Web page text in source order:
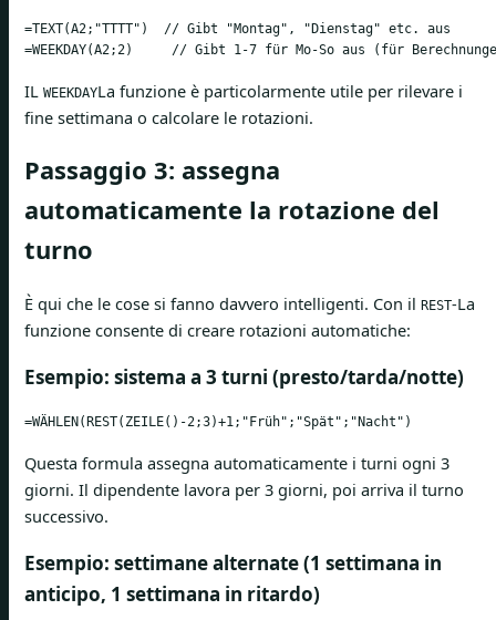
=TEXT(A2;"TTTT")  // Gibt "Montag", "Dienstag" etc. aus
=WEEKDAY(A2;2)     // Gibt 1-7 für Mo-So aus (für
IL WEEKDAYLa funzione è particolarmente utile per rilevare i
fine settimana o calcolare le rotazioni.
Passaggio 3: assegna
automaticamente la rotazione del
turno
È qui che le cose si fanno davvero intelligenti. Con il REST-La
funzione consente di creare rotazioni automatiche:
Esempio: sistema a 3 turni (presto/tarda/notte)
=WÄHLEN(REST(ZEILE()-2;3)+1;"Früh";"Spät";"Nacht")
Questa formula assegna automaticamente i turni ogni 3
giorni. Il dipendente lavora per 3 giorni, poi arriva il turno
successivo.
Esempio: settimane alternate (1 settimana in
anticipo, 1 settimana in ritardo)